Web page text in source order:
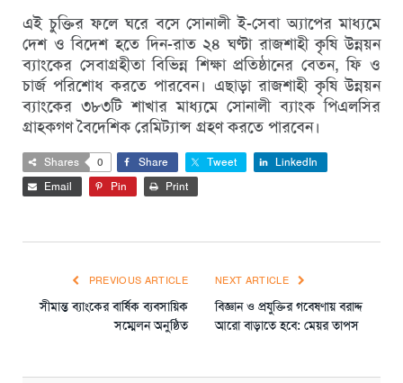
এই চুক্তির ফলে ঘরে বসে সোনালী ই-সেবা অ্যাপের মাধ্যমে
দেশ ও বিদেশ হতে দিন-রাত ২৪ ঘণ্টা রাজশাহী কৃষি উন্নয়ন
ব্যাংকের সেবাগ্রহীতা বিভিন্ন শিক্ষা প্রতিষ্ঠানের বেতন, ফি ও
চার্জ পরিশোধ করতে পারবেন। এছাড়া রাজশাহী কৃষি উন্নয়ন
ব্যাংকের ৩৮৩টি শাখার মাধ্যমে সোনালী ব্যাংক পিএলসির
গ্রাহকগণ বৈদেশিক রেমিট্যান্স গ্রহণ করতে পারবেন।
Shares 0 Share Tweet
LinkedIn
Email
Pin Print
PREVIOUS ARTICLE
সীমান্ত ব্যাংকের বার্ষিক ব্যবসায়িক
সম্মেলন অনুষ্ঠিত
NEXT ARTICLE
বিজ্ঞান ও প্রযুক্তির গবেষণায় বরাদ্দ
আরো বাড়াতে হবে: মেয়র তাপস